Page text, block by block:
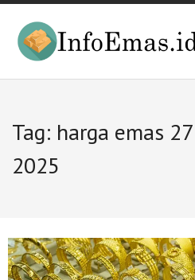
Skip
content
Tag: harga emas
2025